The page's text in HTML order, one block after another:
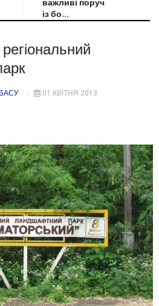
важливі поруч
із бо...
01 КВІТНЯ 2013